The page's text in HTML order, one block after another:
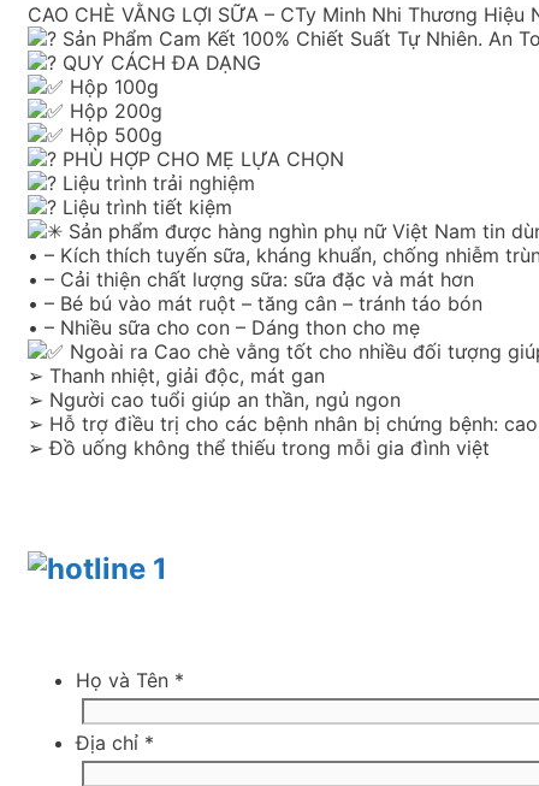
CAO CHÈ VẰNG LỢI SỮA – CTy Minh Nhi Thương
Sản Phẩm Cam Kết 100% Chiết Suất Tự Nhiên. An
QUY CÁCH ĐA DẠNG
Hộp 100g
Hộp 200g
Hộp 500g
PHÙ HỢP CHO MẸ LỰA CHỌN
Liệu trình trải nghiệm
Liệu trình tiết kiệm
Sản phẩm được hàng nghìn phụ nữ Việt Nam tin
• – Kích thích tuyến sữa, kháng khuẩn, chống nhiễm
• – Cải thiện chất lượng sữa: sữa đặc và mát hơn
• – Bé bú vào mát ruột – tăng cân – tránh táo bón
• – Nhiều sữa cho con – Dáng thon cho mẹ
Ngoài ra Cao chè vằng tốt cho nhiều đối tượng
➢ Thanh nhiệt, giải độc, mát gan
➢ Người cao tuổi giúp an thần, ngủ ngon
➢ Hỗ trợ điều trị cho các bệnh nhân bị chứng bệnh:
➢ Đồ uống không thể thiếu trong mỗi gia đình việt
Họ và Tên *
Địa chỉ *